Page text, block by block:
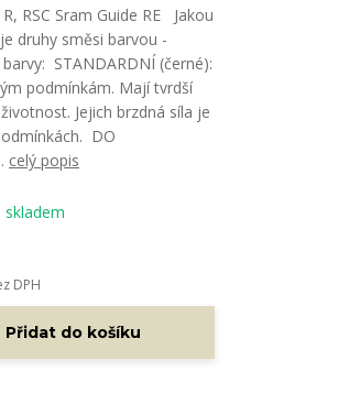
RSC Sram Guide RE Jakou
druhy směsi barvou -
STANDARDNÍ (černé):
podmínkám. Mají tvrdší
Jejich brzdná síla je
DO
celý popis
skladem
DPH
Přidat do košíku